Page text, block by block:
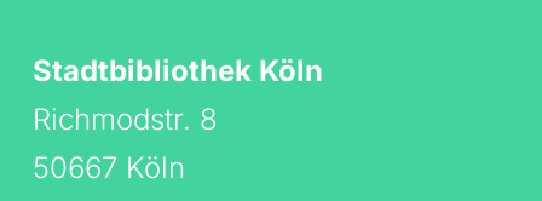
Stadtbibliothek Köln
Richmodstr. 8
50667 Köln